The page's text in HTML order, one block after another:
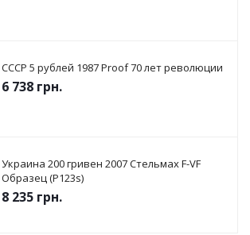
СССР 5 рублей 1987 Proof 70 лет революции
6 738 грн.
Украина 200 гривен 2007 Стельмах F-VF
Образец (P123s)
8 235 грн.